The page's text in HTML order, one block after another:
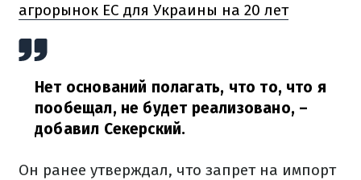
агрорынок ЕС для Украины на 20 лет
Нет оснований полагать, что то, что я
пообещал, не будет реализовано, –
добавил Секерский.
Он ранее утверждал, что запрет на импорт